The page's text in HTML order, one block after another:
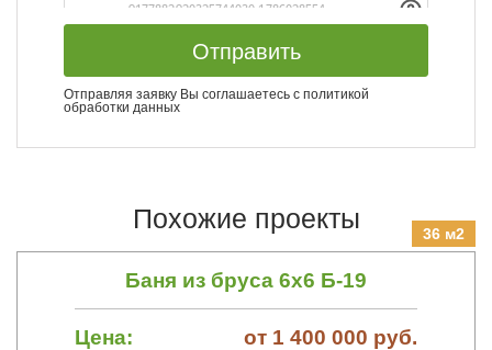
Отправить
Отправляя заявку Вы соглашаетесь с политикой
обработки данных
Похожие проекты 36 м2
Баня из бруса 6х6 Б-19
Цена: от 1 400 000 руб.